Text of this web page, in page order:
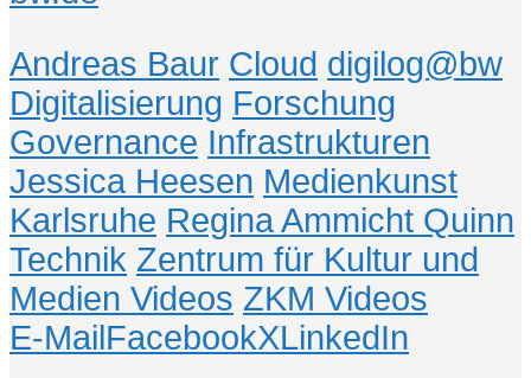
Andreas Baur Cloud digilog@bw
Digitalisierung Forschung
Governance Infrastrukturen
Jessica Heesen Medienkunst
Karlsruhe Regina Ammicht Quinn
Technik Zentrum für Kultur und
Medien Videos ZKM Videos
E-Mail FacebookXLinkedIn